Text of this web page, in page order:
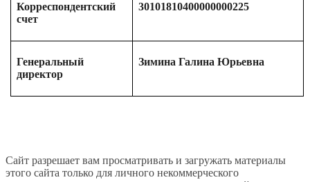
Корреспондентский
счет
30101810400000000225
Генеральный
директор
Зимина Галина Юрьевна
Сайт разрешает вам просматривать и загружать материалы
этого сайта только для личного некоммерческого